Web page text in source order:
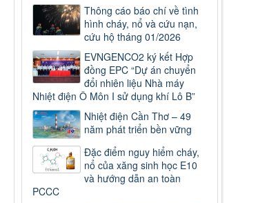
Thông cáo báo chí về tình
hình cháy, nổ và cứu nạn,
cứu hộ tháng 01/2026
EVNGENCO2 ký kết Hợp
đồng EPC “Dự án chuyển
đổi nhiên liệu Nhà máy
Nhiệt điện Ô Môn I sử dụng khí Lô B”
Nhiệt điện Cần Thơ – 49
năm phát triển bền vững
Đặc điểm nguy hiểm cháy,
nổ của xăng sinh học E10
và hướng dẫn an toàn
PCCC